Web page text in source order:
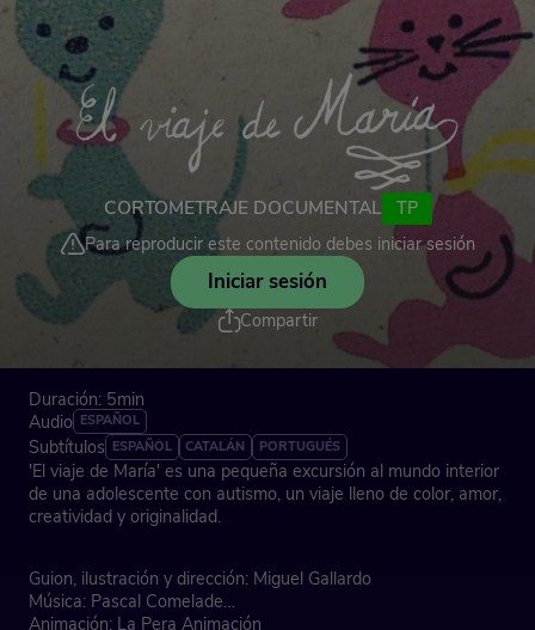
CORTOMETRAJE DOCUMENTAL
TP
Para reproducir este contenido debes iniciar sesión
Iniciar sesión
Compartir
Duración: 5min
Audio ESPAÑOL
Subtítulos ESPAÑOL CATALÁN PORTUGUÉS
'El viaje de María' es una pequeña excursión al mundo interior
de una adolescente con autismo, un viaje lleno de color, amor,
creatividad y originalidad.
Guion, ilustración y dirección: Miguel Gallardo
Música: Pascal Comelade
Animación: La Pera Animación